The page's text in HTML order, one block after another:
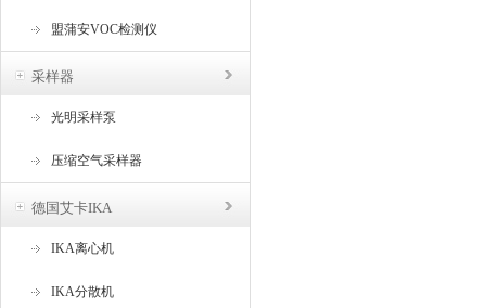
盟蒲安VOC检测仪
采样器
光明采样泵
压缩空气采样器
德国艾卡IKA
IKA离心机
IKA分散机